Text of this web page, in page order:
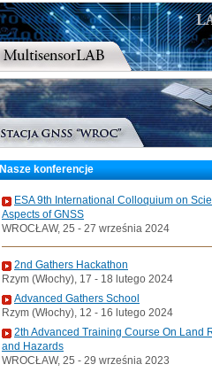
Nasze konferencje
ESA 9th International Colloquium on
Aspects of GNSS
WROCŁAW, 25 - 27 września 2024
2nd Gathers Hackathon
Rzym (Włochy), 17 - 18 lutego 2024
Advanced Gathers School
Rzym (Włochy), 12 - 16 lutego 2024
2th Advanced Training Course On Land
and Hazards
WROCŁAW, 25 - 29 września 2023